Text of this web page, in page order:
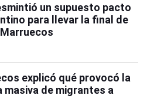
un supuesto pacto
para llevar la final de
explicó qué provocó la
masiva de migrantes a